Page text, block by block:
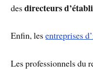
desdirecteurs
Enfin, lesentreprises
Les professionnels du